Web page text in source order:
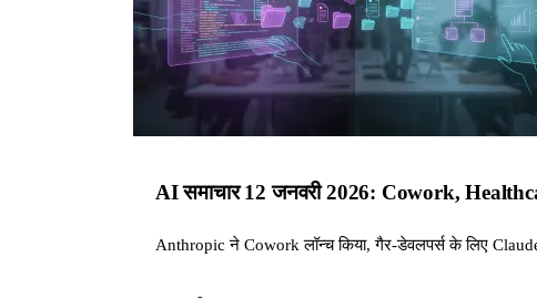
AI समाचार 12 जनवरी 2026: Cowork,
Anthropic ने Cowork लॉन्च किया, गैर-डेवलपर्स के लिए